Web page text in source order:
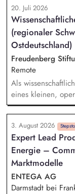
Auf Basis der
passgenaue
zentralen Fragen
strategischen
20. Juli 2026
(regionaler
Ostdeutschland)
Freudenberg
Remote
Als
eines kleinen,
klaren
implementiert. Sie
Umsetzung der
die
übersetzen
3. August 2026
Expert Lead
Energie –
Marktmodelle
ENTEGA AG
Darmstadt bei